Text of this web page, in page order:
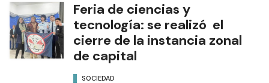
Feria de ciencias y
tecnología: se realizó el
cierre de la instancia zonal
de capital
SOCIEDAD